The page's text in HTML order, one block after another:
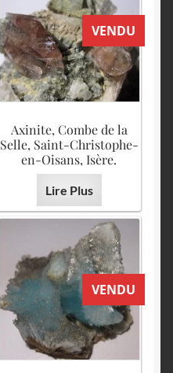
VENDU
Axinite, Combe de la
Selle, Saint-Christophe-
en-Oisans, Isère.
Lire Plus
VENDU